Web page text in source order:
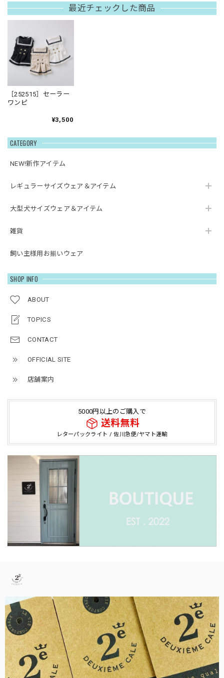
CATEGORY
NEW!新作アイテム
レギュラーサイズウェア＆アイテム
大型犬サイズウェア＆アイテム
雑貨
飼い主様用お揃いウェア
SHOP INFO
ABOUT
TOPICS
CONTACT
OFFICIAL SITE
店舗案内
5000円以上のご購入で
送料無料
レターパックライト / 佐川急便/ヤマト運輸
最近チェックした商品
［252515］セーラー
ワンピ
¥3,500